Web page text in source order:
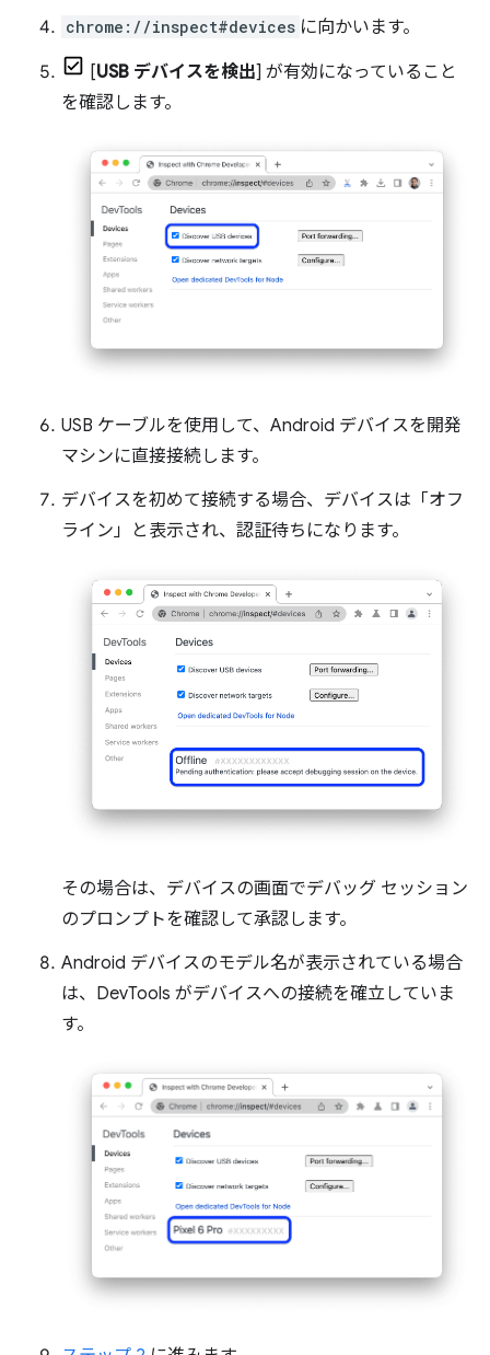
chrome://inspect#devices に向かいます。
[USB デバイスを検出] が有効になっていること
を確認します。
USB ケーブルを使用して、Android デバイスを開発
マシンに直接接続します。
デバイスを初めて接続する場合、デバイスは「オフ
ライン」と表示され、認証待ちになります。
その場合は、デバイスの画面でデバッグ セッション
のプロンプトを確認して承認します。
Android デバイスのモデル名が表示されている場合
は、DevTools がデバイスへの接続を確立していま
す。